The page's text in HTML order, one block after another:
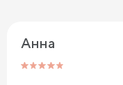
Анна